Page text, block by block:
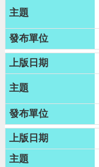
園
介
紹
訊
息
公
告
生
活